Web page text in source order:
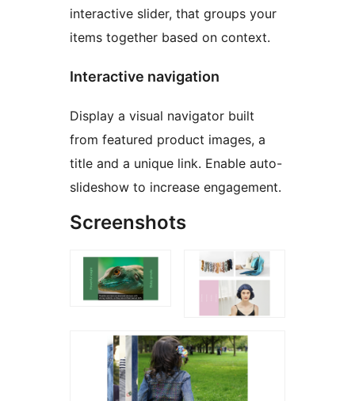
interactive slider, that groups your
items together based on context.
Interactive navigation
Display a visual navigator built
from featured product images, a
title and a unique link. Enable auto-
slideshow to increase engagement.
Screenshots